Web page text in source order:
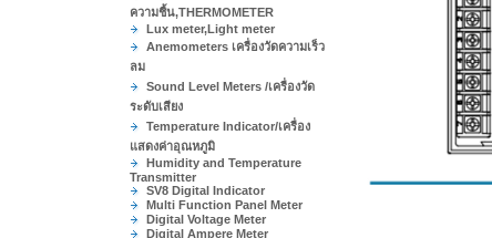
ความชื้น,THERMOMETER
Lux meter,Light meter
Anemometers เครื่องวัดความเร็ว
ลม
Sound Level Meters /เครื่องวัด
ระดับเสียง
Temperature Indicator/เครื่อง
แสดงค่าอุณหภูมิ
Humidity and Temperature
Transmitter
SV8 Digital Indicator
Multi Function Panel Meter
Digital Voltage Meter
Digital Ampere Meter